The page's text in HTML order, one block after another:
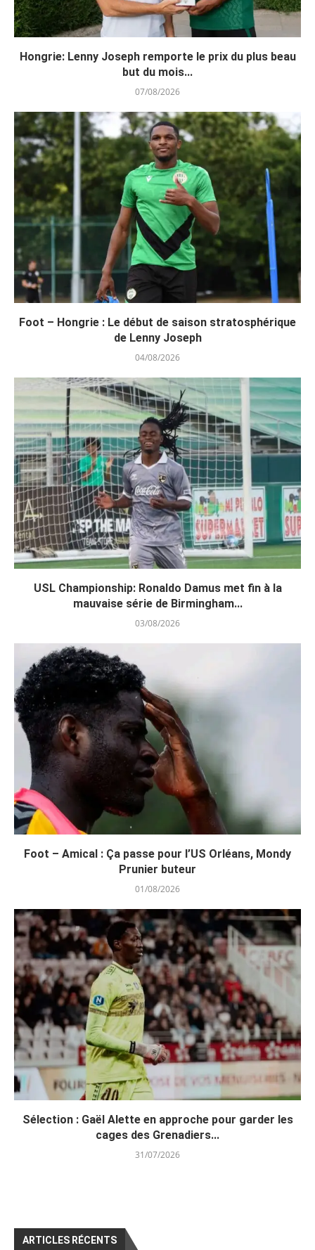
Hongrie: Lenny Joseph remporte le prix du plus beau
but du mois...
07/08/2026
Foot – Hongrie : Le début de saison stratosphérique
de Lenny Joseph
04/08/2026
USL Championship: Ronaldo Damus met fin à la
mauvaise série de Birmingham...
03/08/2026
Foot – Amical : Ça passe pour l’US Orléans, Mondy
Prunier buteur
01/08/2026
Sélection : Gaël Alette en approche pour garder les
cages des Grenadiers...
31/07/2026
ARTICLES RÉCENTS